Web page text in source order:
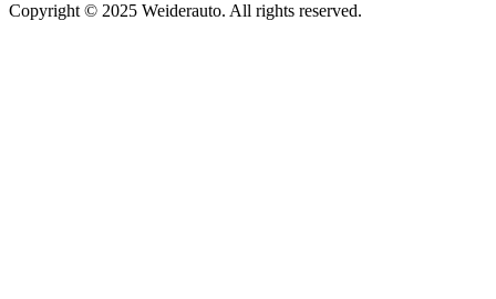
Copyright © 2025 Weiderauto. All rights reserved.